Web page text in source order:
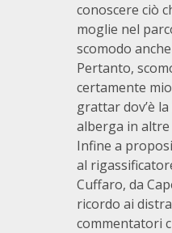
conoscere ciò
moglie nel
scomodo
Pertanto,
certamente
grattar dov’è
alberga in
Infine a
al
Cuffaro, da
ricordo ai
commentatori